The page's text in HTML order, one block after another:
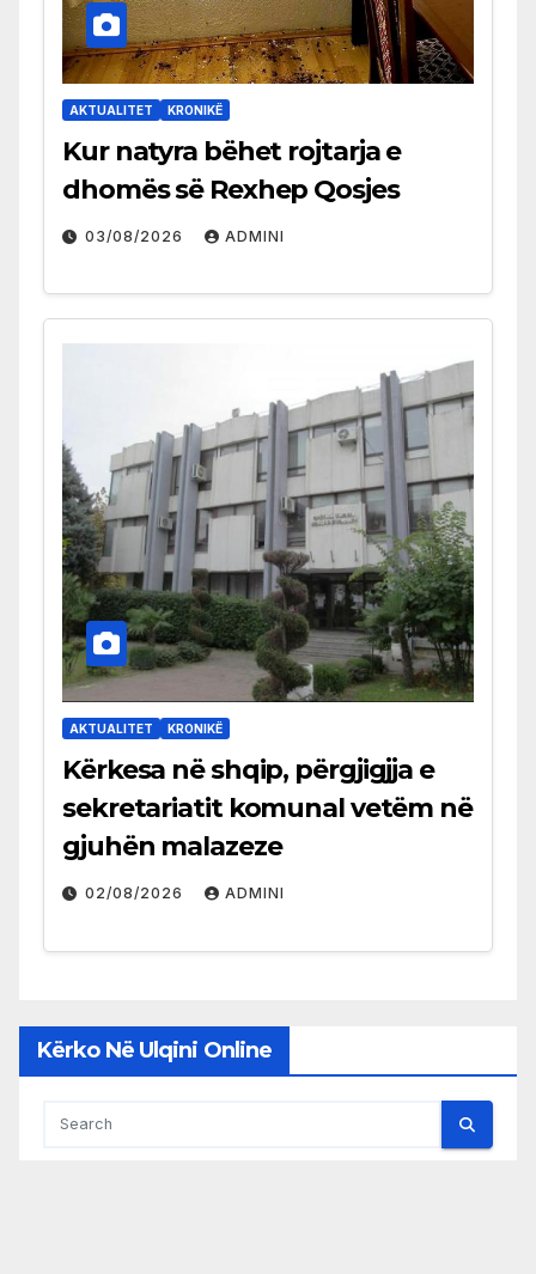
AKTUALITET KRONIKË
Kur natyra bëhet rojtarja e
dhomës së Rexhep Qosjes
03/08/2026 ADMINI
AKTUALITET KRONIKË
Kërkesa në shqip, përgjigjja e
sekretariatit komunal vetëm në
gjuhën malazeze
02/08/2026 ADMINI
Kërko Në Ulqini Online